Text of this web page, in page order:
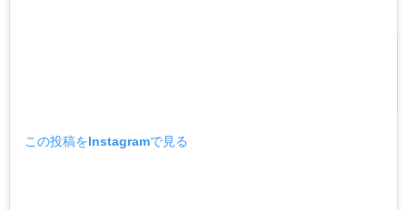
この投稿をInstagramで見る